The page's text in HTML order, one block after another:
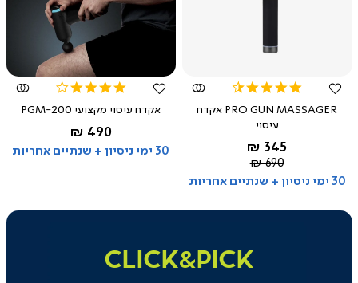
מהירה
4.5
rating
PRO GUN MASSAGER אקדח
עיסוי
החל מ-
345 ₪
מחיר
רגיל
690 ₪
30 ימי ניסיון + שנתיים אחריות
צפייה
מהירה
rating
אקדח עיסוי מקצועי PGM-200
החל מ-
490 ₪
30 ימי ניסיון + שנתיים אחריות
|
CLICK&PICK